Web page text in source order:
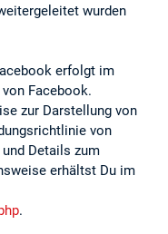
wurden
erfolgt im
Facebook.
zur Darstellung von
von
Details zum
erhältst Du im
.